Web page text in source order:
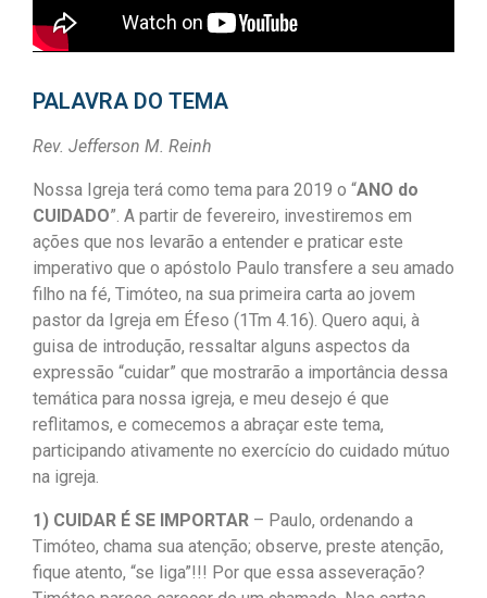
PALAVRA DO TEMA
Rev. Jefferson M. Reinh
Nossa Igreja terá como tema para 2019 o “ANO do
CUIDADO”. A partir de fevereiro, investiremos em
ações que nos levarão a entender e praticar este
imperativo que o apóstolo Paulo transfere a seu amado
filho na fé, Timóteo, na sua primeira carta ao jovem
pastor da Igreja em Éfeso (1Tm 4.16). Quero aqui, à
guisa de introdução, ressaltar alguns aspectos da
expressão “cuidar” que mostrarão a importância dessa
temática para nossa igreja, e meu desejo é que
reflitamos, e comecemos a abraçar este tema,
participando ativamente no exercício do cuidado mútuo
na igreja.
1) CUIDAR É SE IMPORTAR – Paulo, ordenando a
Timóteo, chama sua atenção; observe, preste atenção,
fique atento, “se liga”!!! Por que essa asseveração?